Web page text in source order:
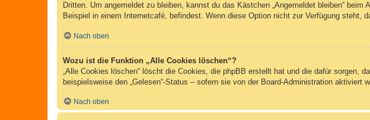
Dritten. Um angemeldet zu bleiben, kannst du das Kästchen „Angemeldet bleiben“
Beispiel in einem Internetcafé, befindest. Wenn diese Option nicht zur Verfügung steht,
Nach oben
Wozu ist die Funktion „Alle Cookies löschen“?
„Alle Cookies löschen“ löscht die Cookies, die phpBB erstellt hat und die dafür
beispielsweise den „Gelesen“-Status – sofern sie von der Board-Administration
Nach oben